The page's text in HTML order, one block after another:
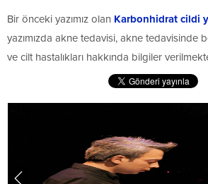
Bir önceki yazımız olan Karbonhidrat cildi
yazımızda akne tedavisi, akne tedavisinde
ve cilt hastalıkları hakkında bilgiler